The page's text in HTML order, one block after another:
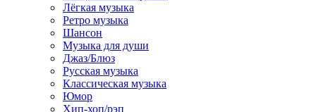
Лёгкая музыка
Ретро музыка
Шансон
Музыка для души
Джаз/Блюз
Русская музыка
Классическая музыка
Юмор
Хип-хоп/рэп